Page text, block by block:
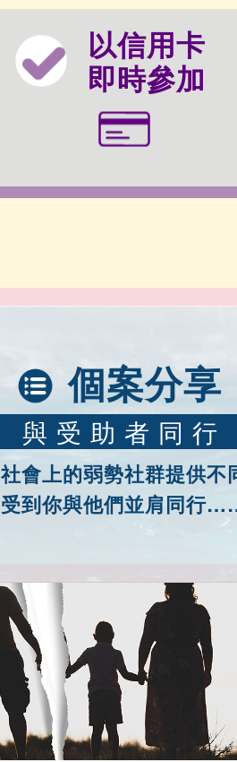
以信用卡
即時參加
個案分享
與受助者同行
會上的弱勢社群提供
受到你與他們並肩同行